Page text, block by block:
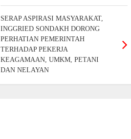
SERAP ASPIRASI MASYARAKAT,
INGGRIED SONDAKH DORONG
PERHATIAN PEMERINTAH
TERHADAP PEKERJA
KEAGAMAAN, UMKM, PETANI
DAN NELAYAN